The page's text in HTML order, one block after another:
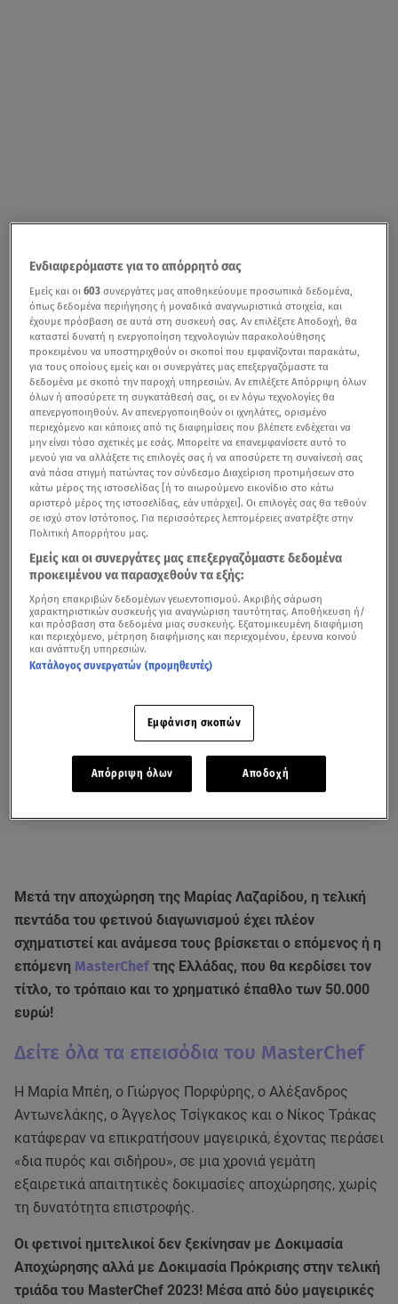
Μετά την αποχώρηση της Μαρίας Λαζαρίδου, η τελική
πεντάδα του φετινού διαγωνισμού έχει πλέον
σχηματιστεί και ανάμεσα τους βρίσκεται ο επόμενος ή η
επόμενη MasterChefτης Ελλάδας, που θα κερδίσει τον
τίτλο, το τρόπαιο και το χρηματικό έπαθλο των 50.000
ευρώ!
Δείτε όλα τα επεισόδια του MasterChef
Η Μαρία Μπέη, ο Γιώργος Πορφύρης, ο Αλέξανδρος
Αντωνελάκης, ο Άγγελος Τσίγκακος και ο Νίκος Τράκας
κατάφεραν να επικρατήσουν μαγειρικά, έχοντας περάσει
«δια πυρός και σιδήρου», σε μια χρονιά γεμάτη
εξαιρετικά απαιτητικές δοκιμασίες αποχώρησης, χωρίς
τη δυνατότητα επιστροφής.
Οι φετινοί ημιτελικοί δεν ξεκίνησαν με Δοκιμασία
Αποχώρησης αλλά με Δοκιμασία Πρόκρισης στην τελική
τριάδα του MasterChef 2023! Μέσα από δύο μαγειρικές
Ενδιαφερόμαστε για το απόρρητό σας
Εμείς και οι603 συνεργάτες μας αποθηκεύουμε προσωπικά δεδομένα,
όπως δεδομένα περιήγησης ή μοναδικά αναγνωριστικά στοιχεία, και
έχουμε πρόσβαση σε αυτά στη συσκευή σας. Αν επιλέξετε Αποδοχή, θα
καταστεί δυνατή η ενεργοποίηση τεχνολογιών παρακολούθησης
προκειμένου να υποστηριχθούν οι σκοποί που εμφανίζονται παρακάτω,
για τους οποίους εμείς και οι συνεργάτες μας επεξεργαζόμαστε τα
δεδομένα με σκοπό την παροχή υπηρεσιών. Αν επιλέξετε Απόρριψη όλων
όλων ή αποσύρετε τη συγκατάθεσή σας, οι εν λόγω τεχνολογίες θα
απενεργοποιηθούν. Αν απενεργοποιηθούν οι ιχνηλάτες, ορισμένο
περιεχόμενο και κάποιες από τις διαφημίσεις που βλέπετε ενδέχεται να
μην είναι τόσο σχετικές με εσάς. Μπορείτε να επανεμφανίσετε αυτό το
μενού για να αλλάξετε τις επιλογές σας ή να αποσύρετε τη συναίνεσή σας
ανά πάσα στιγμή πατώντας τον σύνδεσμο Διαχείριση προτιμήσεων στο
κάτω μέρος της ιστοσελίδας [ή το αιωρούμενο εικονίδιο στο κάτω
αριστερό μέρος της ιστοσελίδας, εάν υπάρχει]. Οι επιλογές σας θα τεθούν
σε ισχύ στον Ιστότοπος. Για περισσότερες λεπτομέρειες ανατρέξτε στην
Πολιτική Απορρήτου μας.
Εμείς και οι συνεργάτες μας επεξεργαζόμαστε δεδομένα
προκειμένου να παρασχεθούν τα εξής:
Χρήση επακριβών δεδομένων γεωεντοπισμού. Ακριβής σάρωση
χαρακτηριστικών συσκευής για αναγνώριση ταυτότητας. Αποθήκευση ή/
και πρόσβαση στα δεδομένα μιας συσκευής. Εξατομικευμένη διαφήμιση
και περιεχόμενο, μέτρηση διαφήμισης και περιεχομένου, έρευνα κοινού
και ανάπτυξη υπηρεσιών.
Κατάλογος συνεργατών (προμηθευτές)
Εμφάνιση σκοπών
Απόρριψη όλων Αποδοχή